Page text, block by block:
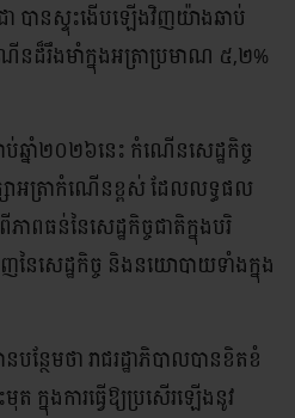
ា បានស្ទុះងើបឡើងវិញយ៉ាងឆាប់
ដ៏រឹងមាំក្នុងអត្រាប្រមាណ ៥,២%
ឆ្នាំ២០២៦នេះ កំណើនសេដ្ឋកិច្ច
ក្សាអត្រាកំណើនខ្ពស់ ដែលលទ្ធផល
ាពធន់នៃសេដ្ឋកិច្ចជាតិក្នុងបរិ
ញនៃសេដ្ឋកិច្ច និងនយោបាយទាំងក្នុង
ន្ថែមថា រាជរដ្ឋាភិបាលបានខិតខំ
ក្នុងការធ្វើឱ្យប្រសើរឡើងនូវ